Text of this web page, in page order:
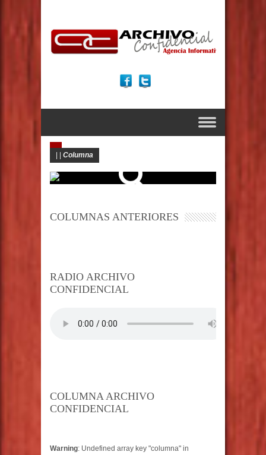
Columna
COLUMNAS ANTERIORES
RADIO ARCHIVO
CONFIDENCIAL
COLUMNA ARCHIVO
CONFIDENCIAL
Warning: Undefined array key "columna" in